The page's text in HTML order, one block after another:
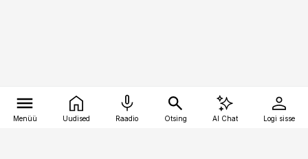
Menüü Uudised Raadio Otsing AI Chat Logi sisse